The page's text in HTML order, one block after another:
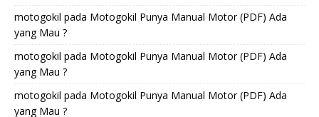
motogokil pada Motogokil Punya Manual Motor (PDF) Ada
yang Mau ?
motogokil pada Motogokil Punya Manual Motor (PDF) Ada
yang Mau ?
motogokil pada Motogokil Punya Manual Motor (PDF) Ada
yang Mau ?